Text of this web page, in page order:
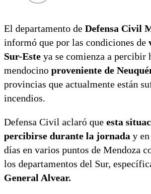
El departamento de Defensa Civil
informó que por las condiciones de
Sur-Este ya se comienza a percibir
mendocino proveniente de
provincias que actualmente están
incendios.
Defensa Civil aclaró que esta
percibirse durante la jornada y
días en varios puntos de Mendoza
los departamentos del Sur,
General Alvear.